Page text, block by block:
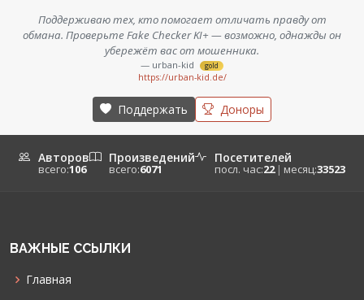
Поддерживаю тех, кто помогает отличать правду от
обмана. Проверьте Fake Checker KI+ — возможно, однажды он
убережёт вас от мошенника.
— urban-kid gold
https://urban-kid.de/
Поддержать Доноры
Авторов
всего:106
Произведений
всего:6071
Посетителей
посл. час:22 | месяц:33523
ВАЖНЫЕ ССЫЛКИ
Главная